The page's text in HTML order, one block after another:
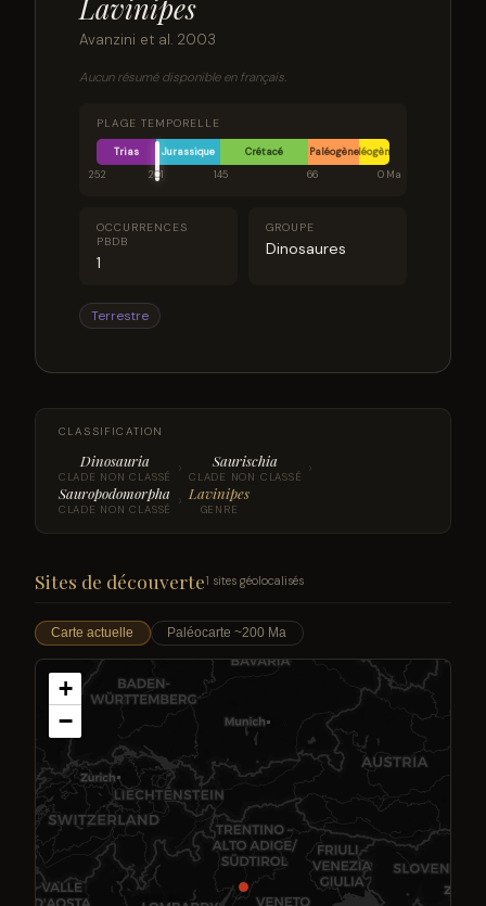
Lavinipes
Avanzini et al. 2003
Aucun résumé disponible en français.
PLAGE TEMPORELLE
Trias Jurassique Crétacé PaléogèneNéogène
252
201 145 66 0 Ma
OCCURRENCES
PBDB
1
GROUPE
Dinosaures
Terrestre
CLASSIFICATION
Dinosauria
CLADE NON CLASSÉ › Saurischia
CLADE NON CLASSÉ ›
Sauropodomorpha
CLADE NON CLASSÉ › Lavinipes
GENRE
Sites de découverte1 sites géolocalisés
Carte actuelle Paléocarte ~200 Ma
+
−